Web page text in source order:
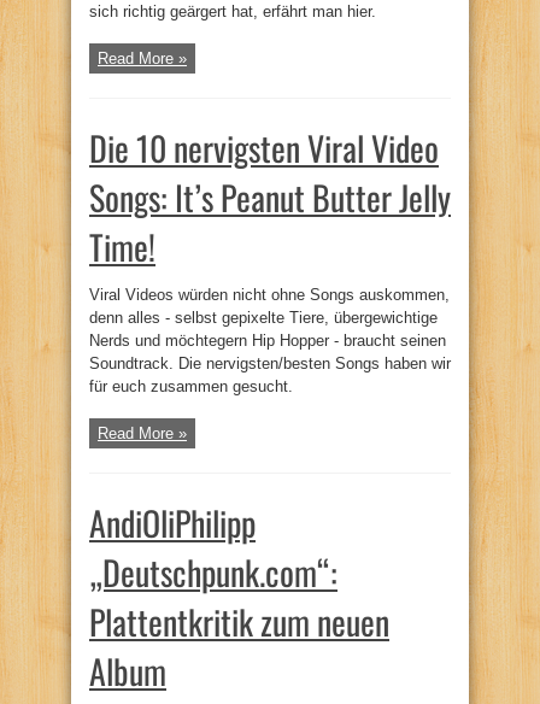
sich richtig geärgert hat, erfährt man hier.
Read More »
Die 10 nervigsten Viral Video
Songs: It’s Peanut Butter Jelly
Time!
Viral Videos würden nicht ohne Songs auskommen,
denn alles - selbst gepixelte Tiere, übergewichtige
Nerds und möchtegern Hip Hopper - braucht seinen
Soundtrack. Die nervigsten/besten Songs haben wir
für euch zusammen gesucht.
Read More »
AndiOliPhilipp
„Deutschpunk.com“:
Plattentkritik zum neuen
Album